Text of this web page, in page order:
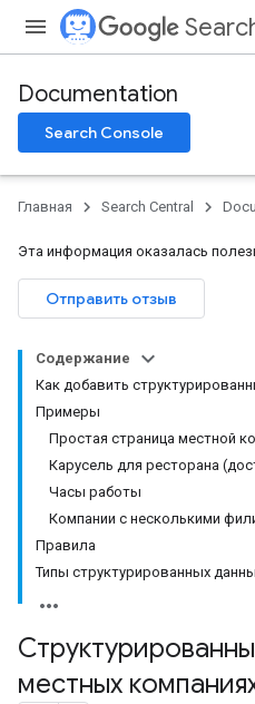
Documentation
Search Console
Главная Search Central
Эта информация оказалась
Отправить отзыв
Содержание
Как добавить
Примеры
Простая страница местной
Карусель для ресторана
Часы работы
Компании с несколькими
Правила
Типы структурированных
местных